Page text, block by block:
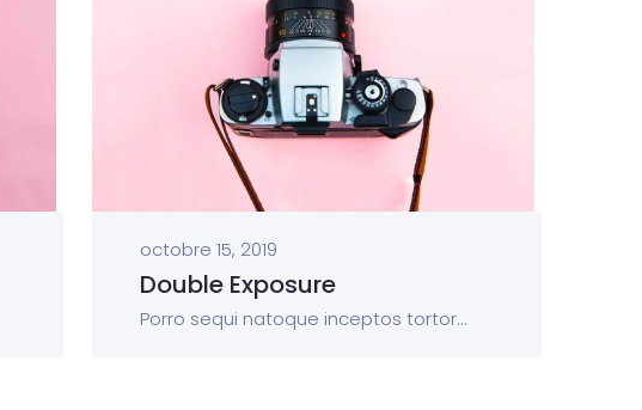
octobre 15, 2019
Double Exposure
Porro sequi natoque inceptos tortor...